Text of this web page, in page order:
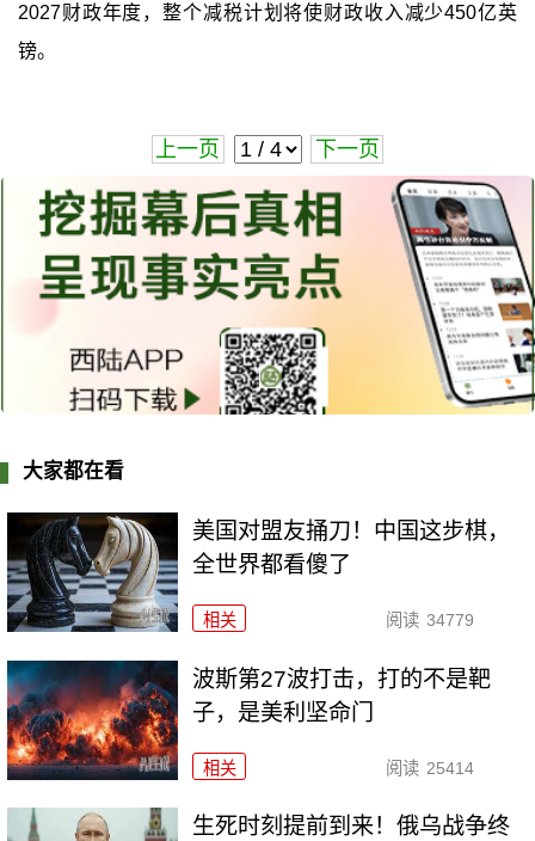
2027财政年度，整个减税计划将使财政收入减少450亿英
镑。
上一页 下一页
大家都在看
美国对盟友捅刀！中国这步棋，
全世界都看傻了
相关 阅读 34779
波斯第27波打击，打的不是靶
子，是美利坚命门
相关 阅读 25414
生死时刻提前到来！俄乌战争终